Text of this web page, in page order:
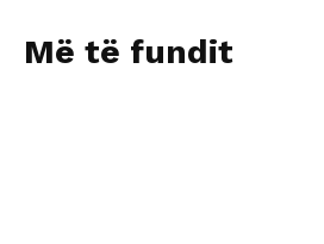
Më të fundit